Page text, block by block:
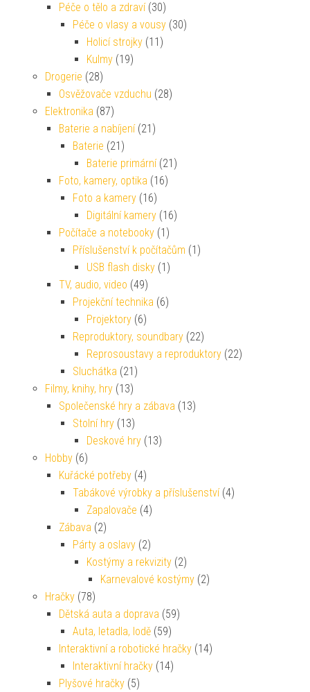
Péče o tělo a zdraví (30)
Péče o vlasy a vousy (30)
Holicí strojky (11)
Kulmy (19)
Drogerie (28)
Osvěžovače vzduchu (28)
Elektronika (87)
Baterie a nabíjení (21)
Baterie (21)
Baterie primární (21)
Foto, kamery, optika (16)
Foto a kamery (16)
Digitální kamery (16)
Počítače a notebooky (1)
Příslušenství k počítačům (1)
USB flash disky (1)
TV, audio, video (49)
Projekční technika (6)
Projektory (6)
Reproduktory, soundbary (22)
Reprosoustavy a reproduktory (22)
Sluchátka (21)
Filmy, knihy, hry (13)
Společenské hry a zábava (13)
Stolní hry (13)
Deskové hry (13)
Hobby (6)
Kuřácké potřeby (4)
Tabákové výrobky a příslušenství (4)
Zapalovače (4)
Zábava (2)
Párty a oslavy (2)
Kostýmy a rekvizity (2)
Karnevalové kostýmy (2)
Hračky (78)
Dětská auta a doprava (59)
Auta, letadla, lodě (59)
Interaktivní a robotické hračky (14)
Interaktivní hračky (14)
Plyšové hračky (5)